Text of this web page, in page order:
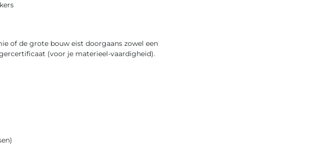
of de grote bouw eist doorgaans zowel een
(voor je materieel-vaardigheid).